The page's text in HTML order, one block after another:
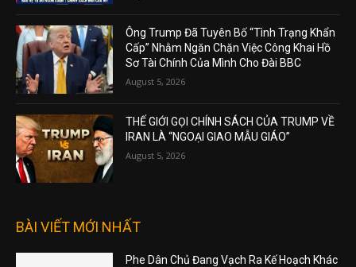
Ông Trump Đã Tuyên Bố “Tình Trạng Khẩn
Cấp” Nhằm Ngăn Chặn Việc Công Khai Hồ
Sơ Tài Chính Của Mình Cho Đài BBC
August 5, 2026
THẾ GIỚI GỌI CHÍNH SÁCH CỦA TRUMP VỀ
IRAN LÀ “NGOẠI GIAO MẪU GIÁO”
August 5, 2026
BÀI VIẾT MỚI NHẤT
Phe Dân Chủ Đang Vạch Ra Kế Hoạch Khác